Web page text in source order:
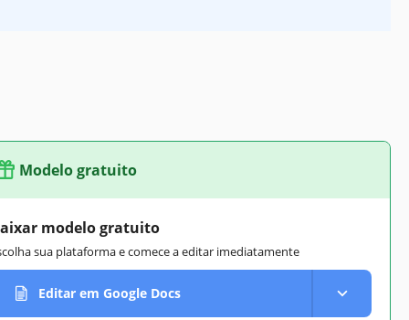
Modelo gratuito
modelo gratuito
sua plataforma e comece a editar imediatamente
Editar em Google Docs